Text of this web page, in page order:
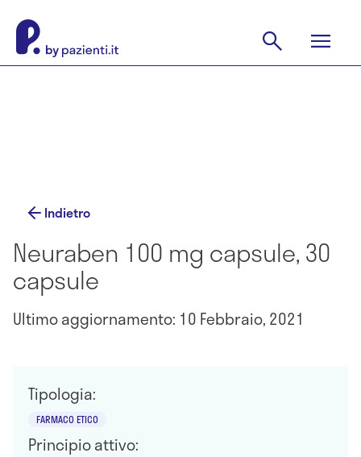
Indietro
Neuraben 100 mg capsule, 30
capsule
Ultimo aggiornamento: 10 Febbraio, 2021
Tipologia:
FARMACO ETICO
Principio attivo: